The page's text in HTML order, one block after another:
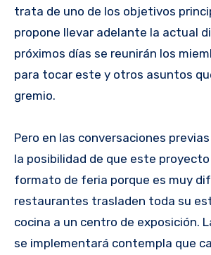
trata de uno de los objetivos
propone llevar adelante la actual
próximos días se reunirán los
para tocar este y otros asuntos
gremio.
Pero en las conversaciones
la posibilidad de que este
formato de feria porque es muy
restaurantes trasladen toda su
cocina a un centro de exposición.
se implementará contempla que